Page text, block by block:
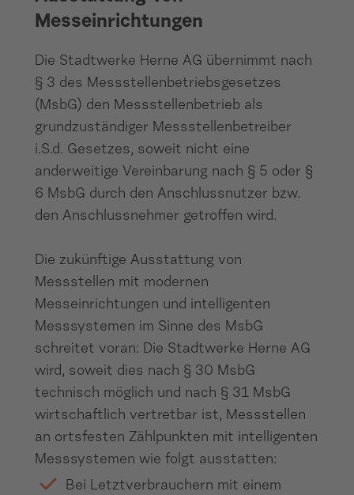
fällig. Allerdings wird in beiden Fällen ein
anderer Messpreis für die moderne
Messeinrichtung in Rechnung gestellt.
Den aktuellen Preis für eine moderne
Messeinrichtung finden Sie
weiter unten
auf dieser Seite.
Messeinrichtungen
Die Stadtwerke Herne AG übernimmt nach
§ 3 des Messstellenbetriebsgesetzes
(MsbG) den Messstellenbetrieb als
grundzuständiger Messstellenbetreiber
i.S.d. Gesetzes, soweit nicht eine
anderweitige Vereinbarung nach § 5 oder §
6 MsbG durch den Anschlussnutzer bzw.
den Anschlussnehmer getroffen wird.
Die zukünftige Ausstattung von
Messstellen mit modernen
Messeinrichtungen und intelligenten
Messsystemen im Sinne des MsbG
schreitet voran: Die Stadtwerke Herne AG
wird, soweit dies nach § 30 MsbG
technisch möglich und nach § 31 MsbG
wirtschaftlich vertretbar ist, Messstellen
an ortsfesten Zählpunkten mit intelligenten
Messsystemen wie folgt ausstatten:
Bei Letztverbrauchern mit einem